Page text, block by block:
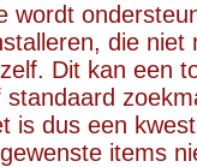
wordt
die niet
Dit kan een
is dus een
items